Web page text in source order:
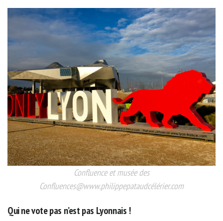
Confluence et musée des
Confluences@www.philippepataudcélérier.com
Qui ne vote pas n’est pas Lyonnais !